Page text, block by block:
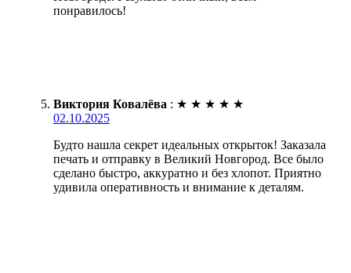
понравилось!
Виктория Ковалёва : ★ ★ ★ ★ ★
02.10.2025
Будто нашла секрет идеальных открыток! Заказала
печать и отправку в Великий Новгород. Все было
сделано быстро, аккуратно и без хлопот. Приятно
удивила оперативность и внимание к деталям.